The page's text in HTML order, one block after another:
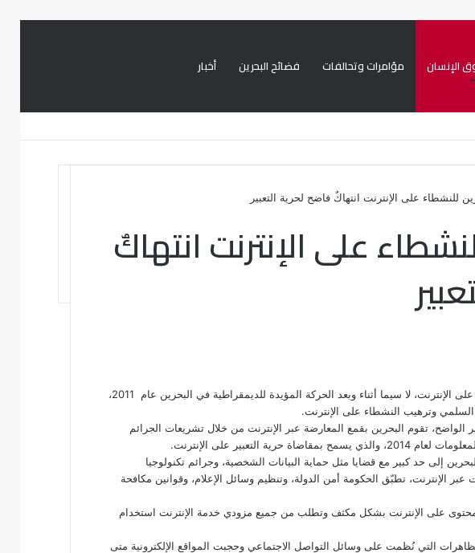
أخبار فضائح البحرين مؤامرات وتحالفات الإنسان
للنشطاء على الإنترنت انتهاكٌ فاضح لحرية التعبير
على الإنترنت انتهاكٌ
استجابةً لتزايد احتجاجات ونشاط المواطنين على الإنترنت، لا سيما أثناء وبعد الحركة المؤيدة للديمقراطية في البحرين عام 2011،
وترهيب النشطاء على الإنترنت.
الواضح، تقوم البحرين بقمع المعارضة عبر الإنترنت من خلال تشريعات الجرائم
التعبير على الإنترنت.
إلى حد كبير مع قضايا مثل حماية البيانات الشخصية، وجرائم تكنولوجيا
عبر الإنترنت، تطبّق الحكومة أمن الدولة، وتنظيم وسائل الإعلام، وقوانين مكافحة
على الإنترنت بشكل مكثف وتطلب من جميع مزودي خدمة الإنترنت استخدام
التي نُظمت على وسائل التواصل الاجتماعي وحجبت المواقع الإلكترونية متى